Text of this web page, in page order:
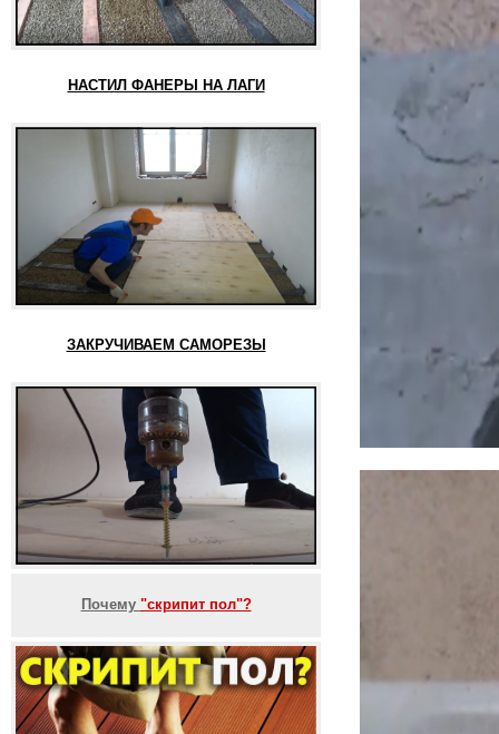
НАСТИЛ ФАНЕРЫ НА ЛАГИ
ЗАКРУЧИВАЕМ САМОРЕЗЫ
Почему "скрипит пол"?